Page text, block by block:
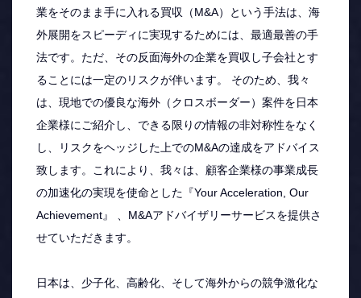
業をそのまま手に入れる買収（M&A）という手法は、海
外展開をスピーディに実現するためには、最適最善の手
法です。ただ、その反面海外の企業を買収し子会社とす
ることには一定のリスクが伴います。 そのため、我々
は、現地での優良な海外（クロスボーダー）案件を日本
企業様にご紹介し、できる限りの情報の非対称性をなく
し、リスクをヘッジした上でのM&Aの達成をアドバイス
致します。これにより、我々は、顧客企業様の事業成長
の加速化の実現を使命とした『Your Acceleration, Our
Achievement』 、M&Aアドバイザリーサービスを提供さ
せていただきます。
日本は、少子化、高齢化、そして海外からの競争激化な